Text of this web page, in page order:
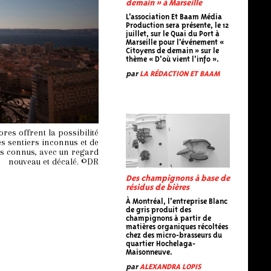
demain » à Marseille
L'association Et Baam Média
Production sera présente, le 12
juillet, sur le Quai du Port à
Marseille pour l'événement «
Citoyens de demain » sur le
thème « D’où vient l’info ».
parLA RÉDACTION ET BAAM
Des champignons à base de
résidus de bières
À Montréal, l’entreprise Blanc
de gris produit des
champignons à partir de
matières organiques récoltées
chez des micro-brasseurs du
quartier Hochelaga-
Maisonneuve.
parALEXANDRA LOPIS
offrent la possibilité
sentiers inconnus et de
connus, avec un regard
nouveau et décalé. ©DR